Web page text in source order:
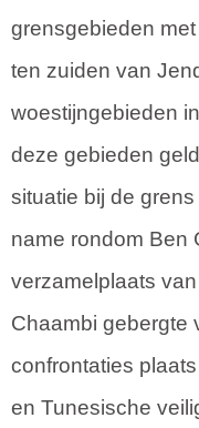
grensgebieden
ten zuiden van
woestijngebieden
deze gebieden
situatie bij de
name rondom Ben
verzamelplaats
Chaambi gebergte
confrontaties
en Tunesische